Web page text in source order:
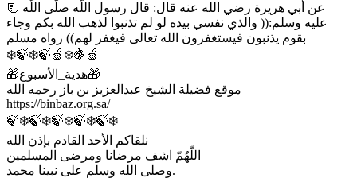
📃 عن أبي هريرة رضي الله عنه قال: قال رسول اللّه صلّى اللّه
عليه وسلم:(( والذي نفسي بيده لو لم تذنبوا لذهب الله بكم وجاء
بقوم يذنبون فيستغفرون الله تعالى فيغفر لهم)) رواه مسلم
❄️🍃❄️🍃🍏❄️🍇🍏
🎁هدية_الأسبوع🎁
موقع فضيلة الشيخ عبدالعزيز بن باز رحمه الله
https://binbaz.org.sa/
🍃❄️🍃❄️🍃❄️🍃❄️🍃❄️
نلقاكم الأحد القادم بإذن الله
اللّهُمّ اشف مرضانا ومرضى المسلمين
وصلى الله وسلم على نبينا محمد.